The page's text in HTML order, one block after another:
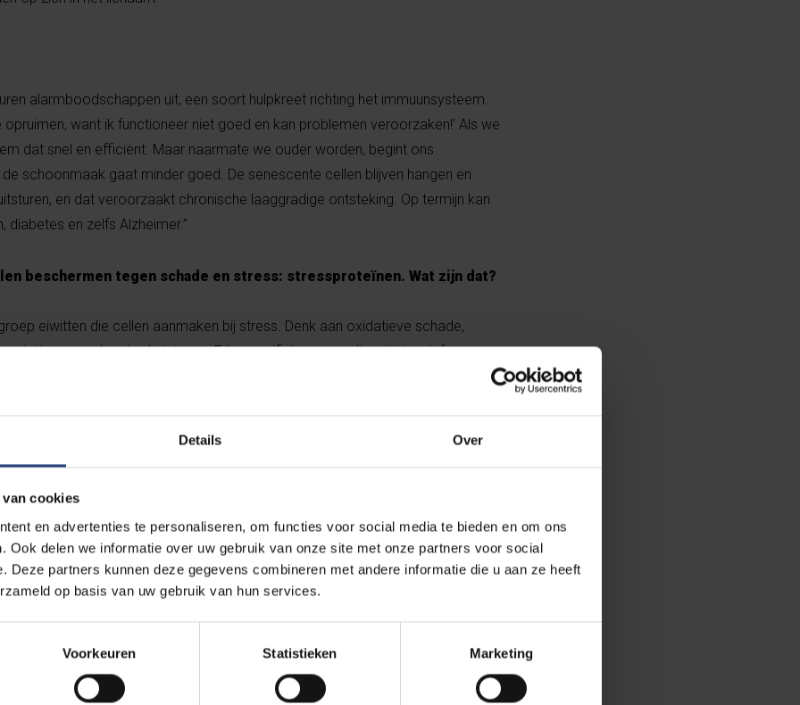
Details Over
van cookies
en advertenties te personaliseren, om functies voor social media te bieden en om ons
Ook delen we informatie over uw gebruik van onze site met onze partners voor social
Deze partners kunnen deze gegevens combineren met andere informatie die u aan ze heeft
op basis van uw gebruik van hun services.
Voorkeuren Statistieken Marketing
alarmboodschappen uit, een soort hulpkreet richting het immuunsysteem.
opruimen, want ik functioneer niet goed en kan problemen veroorzaken!’ Als we
dat snel en efficiënt. Maar naarmate we ouder worden, begint ons
schoonmaak gaat minder goed. De senescente cellen blijven hangen en
en dat veroorzaakt chronische laaggradige ontsteking. Op termijn kan
diabetes en zelfs Alzheimer.”
beschermen tegen schade en stress: stressproteïnen. Wat zijn dat?
eiwitten die cellen aanmaken bij stress. Denk aan oxidatieve schade,
en andere bedreigingen. Eén specifieke groep die wij intensief
proteins’ of HSP’s. Die zijn voor het eerst ontdekt bij fruitvliegjes die aan hoge
- zoals gewichtheffen of
- is bijzonder effectief"
Wat doen die stressproteïnen?
“In de cel werken HSP’s onder andere als een soort hulpje dat ervoor zorgt